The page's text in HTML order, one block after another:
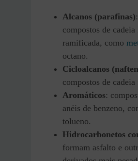
Alcanos (parafinas):
compostos de
ramificada, como
octano.
Cicloalcanos
compostos de cadeia
Aromáticos:
anéis de benzeno,
tolueno.
Hidrocarbonetos
formam asfalto e